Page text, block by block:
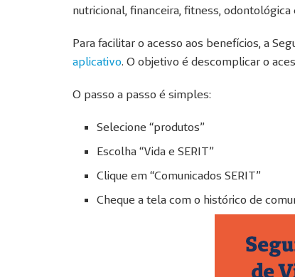
nutricional, financeira, fitness,
Para facilitar o acesso aos benefícios, a
aplicativo. O objetivo é descomplicar o
O passo a passo é simples:
Selecione “produtos”
Escolha “Vida e SERIT”
Clique em “Comunicados SERIT”
Cheque a tela com o histórico de